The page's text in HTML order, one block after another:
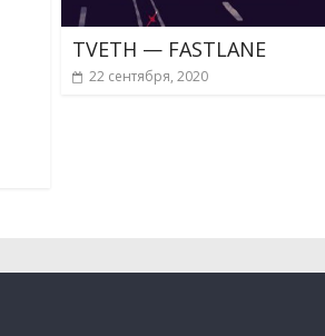
TVETH — FASTLANE
22 сентября, 2020